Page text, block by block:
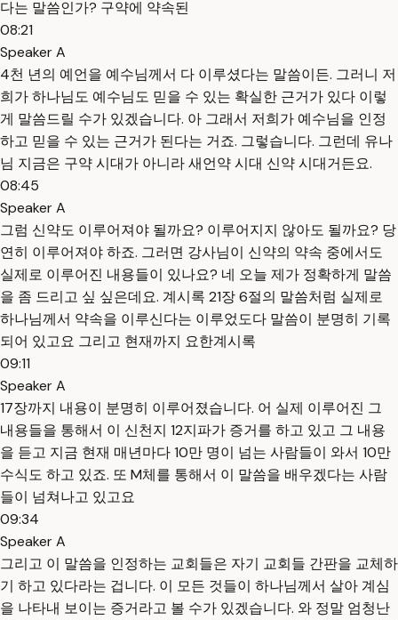
다는 말씀인가? 구약에 약속된
08:21
Speaker A
4천 년의 예언을 예수님께서 다 이루셨다는 말씀이든. 그러니 저
희가 하나님도 예수님도 믿을 수 있는 확실한 근거가 있다 이렇
게 말씀드릴 수가 있겠습니다. 아 그래서 저희가 예수님을 인정
하고 믿을 수 있는 근거가 된다는 거죠. 그렇습니다. 그런데 유나
님 지금은 구약 시대가 아니라 새언약 시대 신약 시대거든요.
08:45
Speaker A
그럼 신약도 이루어져야 될까요? 이루어지지 않아도 될까요? 당
연히 이루어져야 하죠. 그러면 강사님이 신약의 약속 중에서도
실제로 이루어진 내용들이 있나요? 네 오늘 제가 정확하게 말씀
을 좀 드리고 싶 싶은데요. 계시록 21장 6절의 말씀처럼 실제로
하나님께서 약속을 이루신다는 이루었도다 말씀이 분명히 기록
되어 있고요 그리고 현재까지 요한계시록
09:11
Speaker A
17장까지 내용이 분명히 이루어졌습니다. 어 실제 이루어진 그
내용들을 통해서 이 신천지 12지파가 증거를 하고 있고 그 내용
을 듣고 지금 현재 매년마다 10만 명이 넘는 사람들이 와서 10만
수식도 하고 있죠. 또 M체를 통해서 이 말씀을 배우겠다는 사람
들이 넘쳐나고 있고요
09:34
Speaker A
그리고 이 말씀을 인정하는 교회들은 자기 교회들 간판을 교체하
기 하고 있다라는 겁니다. 이 모든 것들이 하나님께서 살아 계심
을 나타내 보이는 증거라고 볼 수가 있겠습니다. 와 정말 엄청난